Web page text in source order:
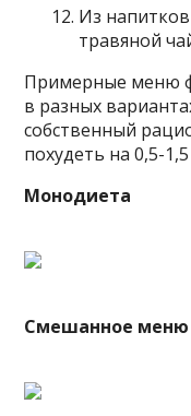
Из
травяной
Примерные меню
в разных
собственный
похудеть на 0,5-1,5
Монодиета
Смешанное меню